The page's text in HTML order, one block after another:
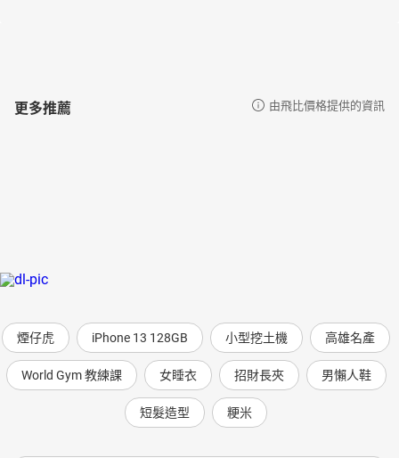
更多推薦 由飛比價格提供的資訊
煙仔虎 iPhone 13 128GB 小型挖土機 高雄名產
World Gym 教練課 女睡衣 招財長夾 男懶人鞋
短髮造型 粳米